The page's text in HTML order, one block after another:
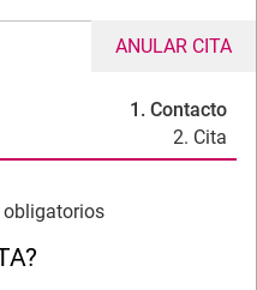
ANULAR CITA
1. Contacto
2. Cita